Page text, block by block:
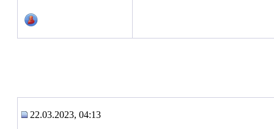
22.03.2023, 04:13